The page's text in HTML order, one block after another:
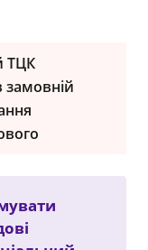
ТЦК
замовній